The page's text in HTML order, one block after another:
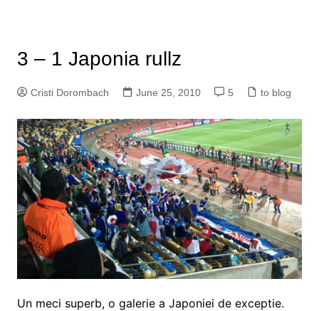
3 – 1 Japonia rullz
Cristi Dorombach June 25, 2010 5 to blog
Un meci superb, o galerie a Japoniei de exceptie.